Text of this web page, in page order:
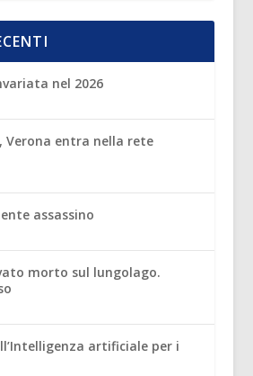
nel 2026
Verona entra nella rete
assassino
morto sul lungolago.
artificiale per i